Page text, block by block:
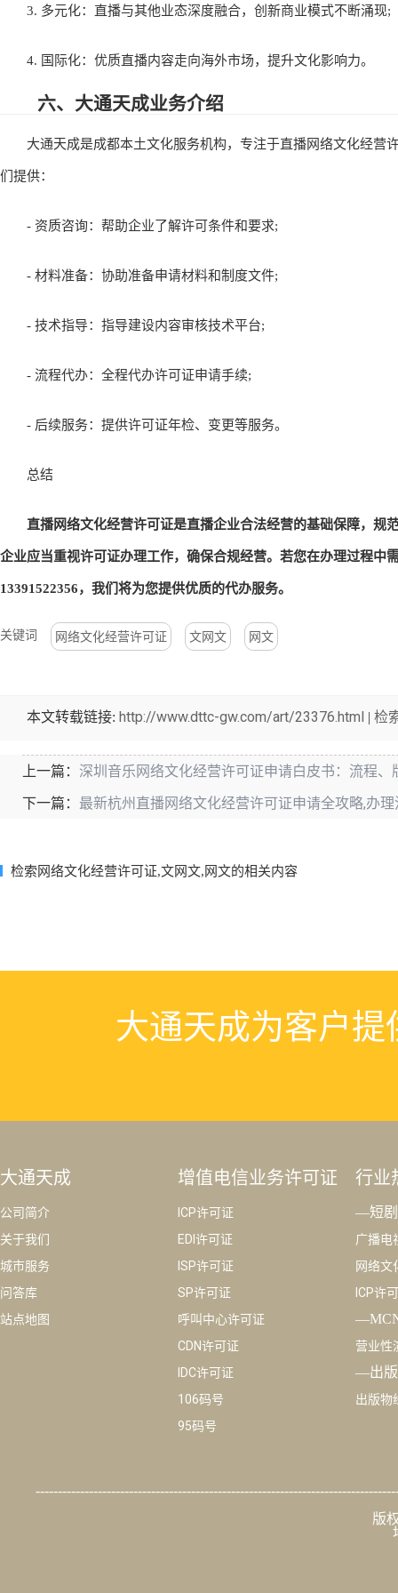
3. 多元化：直播与其他业态深度融合，创新商业模式不断涌现;
4. 国际化：优质直播内容走向海外市场，提升文化影响力。
六、大通天成业务介绍
大通天成是成都本土文化服务机构，专注于直播网络文化经营
们提供：
- 资质咨询：帮助企业了解许可条件和要求;
- 材料准备：协助准备申请材料和制度文件;
- 技术指导：指导建设内容审核技术平台;
- 流程代办：全程代办许可证申请手续;
- 后续服务：提供许可证年检、变更等服务。
总结
直播网络文化经营许可证是直播企业合法经营的基础保障，规
企业应当重视许可证办理工作，确保合规经营。若您在办理过程中
13391522356，我们将为您提供优质的代办服务。
关键词 网络文化经营许可证 文网文 网文
本文转载链接: http://www.dttc-gw.com/art/23376.html | 检
上一篇： 深圳音乐网络文化经营许可证申请白皮书：流程、
下一篇： 最新杭州直播网络文化经营许可证申请全攻略,办
检索网络文化经营许可证,文网文,网文的相关内容
大通天成为客户
大通天成
公司简介
关于我们
城市服务
问答库
站点地图
增值电信业务许可证
ICP许可证
EDI许可证
ISP许可证
SP许可证
呼叫中心许可证
CDN许可证
IDC许可证
106码号
95码号
行业
—短
广播电
网络文
ICP许
营业性
—出版
出版物
版